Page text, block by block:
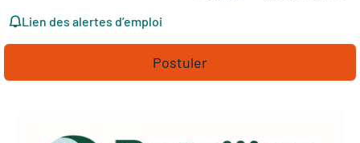
Lien des alertes d’emploi
Postuler